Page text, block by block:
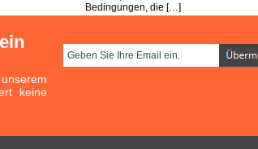
Bedingungen, die […]
keine